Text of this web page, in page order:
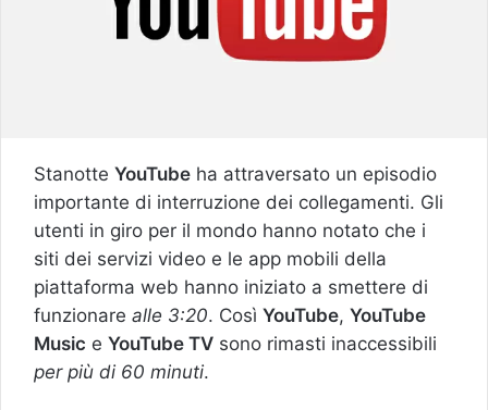
Stanotte YouTube ha attraversato un episodio
importante di interruzione dei collegamenti. Gli
utenti in giro per il mondo hanno notato che i
siti dei servizi video e le app mobili della
piattaforma web hanno iniziato a smettere di
funzionare alle 3:20. Così YouTube, YouTube
Music e YouTube TV sono rimasti inaccessibili
per più di 60 minuti.